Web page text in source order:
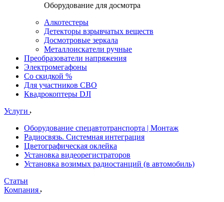
Оборудование для досмотра
Алкотестеры
Детекторы взрывчатых веществ
Досмотровые зеркала
Металлоискатели ручные
Преобразователи напряжения
Электромегафоны
Со скидкой %
Для участников СВО
Квадрокоптеры DJI
Услуги
Оборудование спецавтотранспорта | Монтаж
Радиосвязь. Системная интеграция
Цветографическая оклейка
Установка видеорегистраторов
Установка возимых радиостанций (в автомобиль)
Статьи
Компания